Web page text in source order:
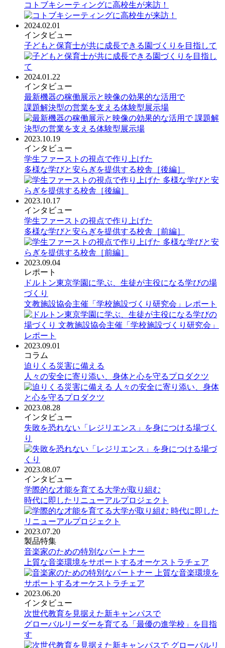
コトブキシーティングに高校生が来訪！
2024.02.01
インタビュー
子どもと保育士が共に成長できる園づくりを目指して
2024.01.22
インタビュー
最新機器の稼働展示と映像の効果的な活用で
課題解決型の営業を支える体験型展示場
2023.10.19
インタビュー
学生ファーストの視点で作り上げた
多様な学びと安らぎを提供する校舎［後編］
2023.10.17
インタビュー
学生ファーストの視点で作り上げた
多様な学びと安らぎを提供する校舎［前編］
2023.09.04
レポート
ドルトン東京学園に学ぶ、生徒が主役になる学びの場
づくり
文教施設協会主催「学校施設づくり研究会」レポート
2023.09.01
コラム
迫りくる災害に備える
人々の安全に寄り添い、身体と心を守るプロダクツ
2023.08.28
インタビュー
失敗を恐れない「レジリエンス」を身につける場づく
り
2023.08.07
インタビュー
学際的な才能を育てる大学が取り組む
時代に即したリニューアルプロジェクト
2023.07.20
製品特集
音楽家のための特別なパートナー
上質な音楽環境をサポートするオーケストラチェア
2023.06.20
インタビュー
次世代教育を見据えた新キャンパスで
グローバルリーダーを育てる「最優の進学校」を目指
す